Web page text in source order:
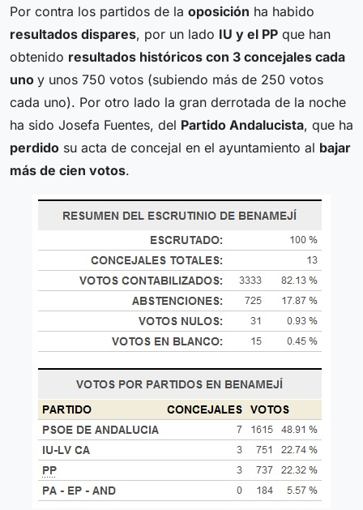
Por contra los partidos de la oposición ha habido
resultados dispares, por un lado IU y el PP que han
obtenido resultados históricos con 3 concejales cada
uno y unos 750 votos (subiendo más de 250 votos
cada uno). Por otro lado la gran derrotada de la noche
ha sido Josefa Fuentes, del Partido Andalucista, que ha
perdido su acta de concejal en el ayuntamiento al bajar
más de cien votos.